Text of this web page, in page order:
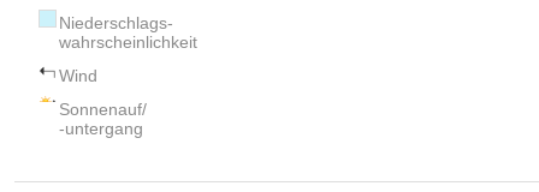
Niederschlags-
wahrscheinlichkeit
Wind
Sonnenauf/
-untergang